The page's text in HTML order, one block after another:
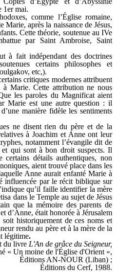
1ermai.
comme l’Église romaine,
Marie, après la naissance de Jésus,
Cette théorie, soutenue au IVe
par Saint Ambroise, Saint
à fait indépendant des doctrines
certains philosophes et
etc,).
critiques modernes attribuent
Marie. Cette attribution ne nous
les paroles du Magnificat aient
Marie est une autre question : il
manière fidèle les sentiments
ne disent rien du père et de la
à Joachim et Anne ont leur
notamment l’évangile dit de
et qui sont à bon droit suspects. Il
certains détails authentiques, non
aient trouvé place dans les
Anne aurait enfanté Marie à
influencée par le récit biblique sur
qu’il faille identifier la mère
dans le Temple au sujet de Jésus
que la mémoire des parents de
d’Anne, était honorée à Jérusalem
historiquement de ces noms et
rendu au père et à la mère de la
légitime.
du livre L'An de grâce du Seigneur,
« Un moine de l'Église d'Orient »,
Éditions AN-NOUR (Liban) ;
Éditions du Cerf, 1988.